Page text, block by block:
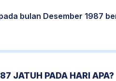
bulan Desember 1987
JATUH PADA HARI APA?